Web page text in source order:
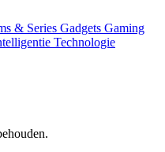
& Series Gadgets Gaming
Technologie